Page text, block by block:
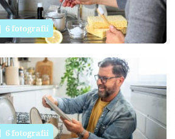
6 fotografií
6 fotografií